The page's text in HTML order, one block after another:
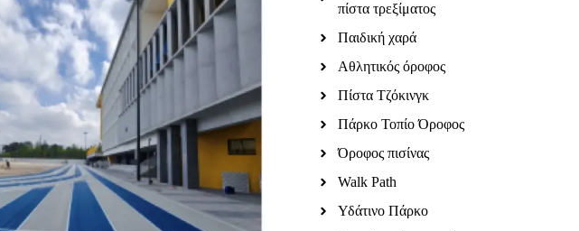
πίστα τρεξίματος
Παιδική χαρά
Αθλητικός όροφος
Πίστα Τζόκινγκ
Πάρκο Τοπίο Όροφος
Όροφος πισίνας
Walk Path
Υδάτινο Πάρκο